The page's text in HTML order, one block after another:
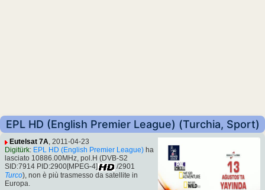
EPL HD (English Premier League) (Turchia, Sport)
Eutelsat 7A, 2011-04-23
Digitürk: EPL HD (English Premier League) ha
lasciato 10886.00MHz, pol.H (DVB-S2
SID:7914 PID:2900[MPEG-4]
/2901
Turco), non è più trasmesso da satellite in
Europa.